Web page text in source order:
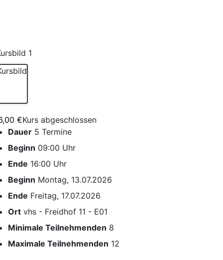
€Kurs abgeschlossen
Dauer 5 Termine
Beginn 09:00 Uhr
Ende 16:00 Uhr
Beginn Montag, 13.07.2026
Ende Freitag, 17.07.2026
Ort vhs - Freidhof 11 - E01
Minimale Teilnehmenden 8
Maximale Teilnehmenden 12